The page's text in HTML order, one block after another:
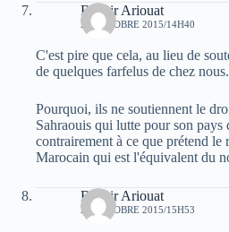
Bachir Ariouat
29 OCTOBRE 2015/14H40
C'est pire que cela, au lieu de
de quelques farfelus de chez nous.
Pourquoi, ils ne soutiennent le
Sahraouis qui lutte pour son pays
contrairement à ce que prétend le
Marocain qui est l'équivalent du
Bachir Ariouat
29 OCTOBRE 2015/15H53